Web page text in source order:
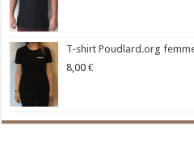
T-shirt Poudlard.org
8,00 €